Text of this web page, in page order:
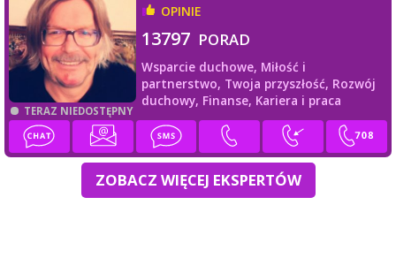
TERAZ NIEDOSTĘPNY
OPINIE
13797 PORAD
Wsparcie duchowe, Miłość i
partnerstwo, Twoja przyszłość, Rozwój
duchowy, Finanse, Kariera i praca
ZOBACZ WIĘCEJ EKSPERTÓW